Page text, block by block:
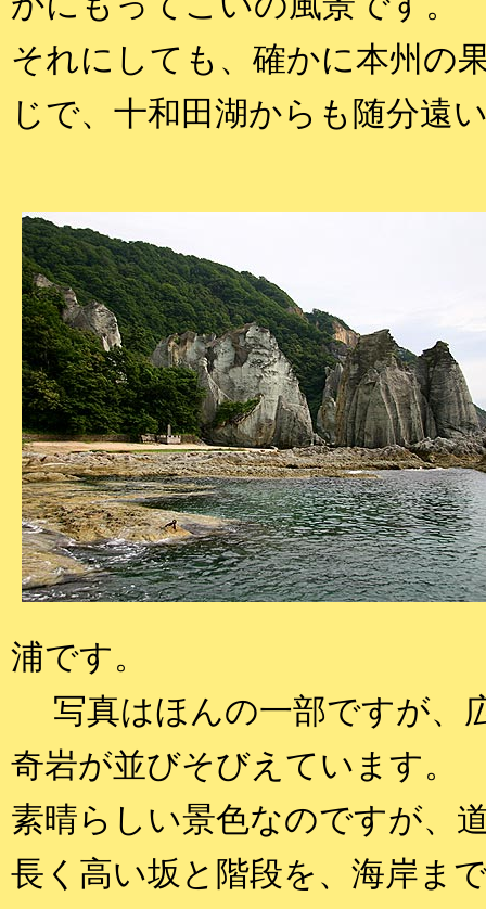
それにしても、確かに本州の
じで、十和田湖からも随分遠
浦です。
写真はほんの一部ですが、
奇岩が並びそびえています。
素晴らしい景色なのですが、
長く高い坂と階段を、海岸ま